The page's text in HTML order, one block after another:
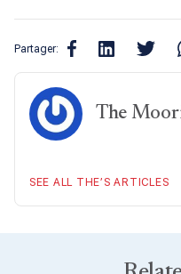
Partager:
The
SEE ALL THE’S ARTICLES